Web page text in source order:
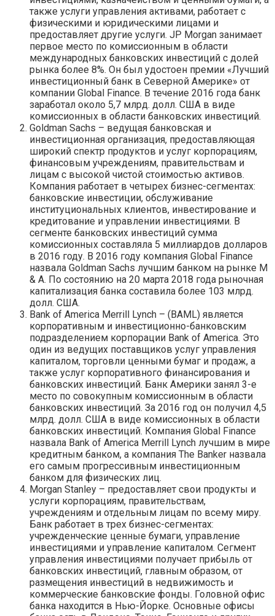
также услуги управления активами, работает с
физическими и юридическими лицами и
предоставляет другие услуги. JP Morgan занимает
первое место по комиссионным в области
международных банковских инвестиций с долей
рынка более 8%. Он был удостоен премии «Лучший
инвестиционный банк в Северной Америке» от
компании Global Finance. В течение 2016 года банк
заработал около 5,7 млрд. долл. США в виде
комиссионных в области банковских инвестиций.
Goldman Sachs – ведущая банковская и
инвестиционная организация, предоставляющая
широкий спектр продуктов и услуг корпорациям,
финансовым учреждениям, правительствам и
лицам с высокой чистой стоимостью активов.
Компания работает в четырех бизнес-сегментах:
банковские инвестиции, обслуживание
институциональных клиентов, инвестирование и
кредитование и управлении инвестициями. В
сегменте банковских инвестиций сумма
комиссионных составляла 5 миллиардов долларов
в 2016 году. В 2016 году компания Global Finance
назвала Goldman Sachs лучшим банком на рынке M
& A. По состоянию на 20 марта 2018 года рыночная
капитализация банка составила более 103 млрд.
долл. США.
Bank of America Merrill Lynch – (BAML) является
корпоративным и инвестиционно-банковским
подразделением корпорации Bank of America. Это
один из ведущих поставщиков услуг управления
капиталом, торговли ценными бумаг и продаж, а
также услуг корпоративного финансирования и
банковских инвестиций. Банк Америки занял 3-е
место по совокупным комиссионным в области
банковских инвестиций. За 2016 год он получил 4,5
млрд. долл. США в виде комиссионных в области
банковских инвестиций. Компания Global Finance
назвала Bank of America Merrill Lynch лучшим в мире
кредитным банком, а компания The Banker назвала
его самым прогрессивным инвестиционным
банком для физических лиц.
Morgan Stanley – предоставляет свои продукты и
услуги корпорациям, правительствам,
учреждениям и отдельным лицам по всему миру.
Банк работает в трех бизнес-сегментах:
учрежденческие ценные бумаги, управление
инвестициями и управление капиталом. Сегмент
управления инвестициями получает прибыль от
банковских инвестиций, главным образом, от
размещения инвестиций в недвижимость и
коммерческие банковские фонды. Головной офис
банка находится в Нью-Йорке. Основные офисы